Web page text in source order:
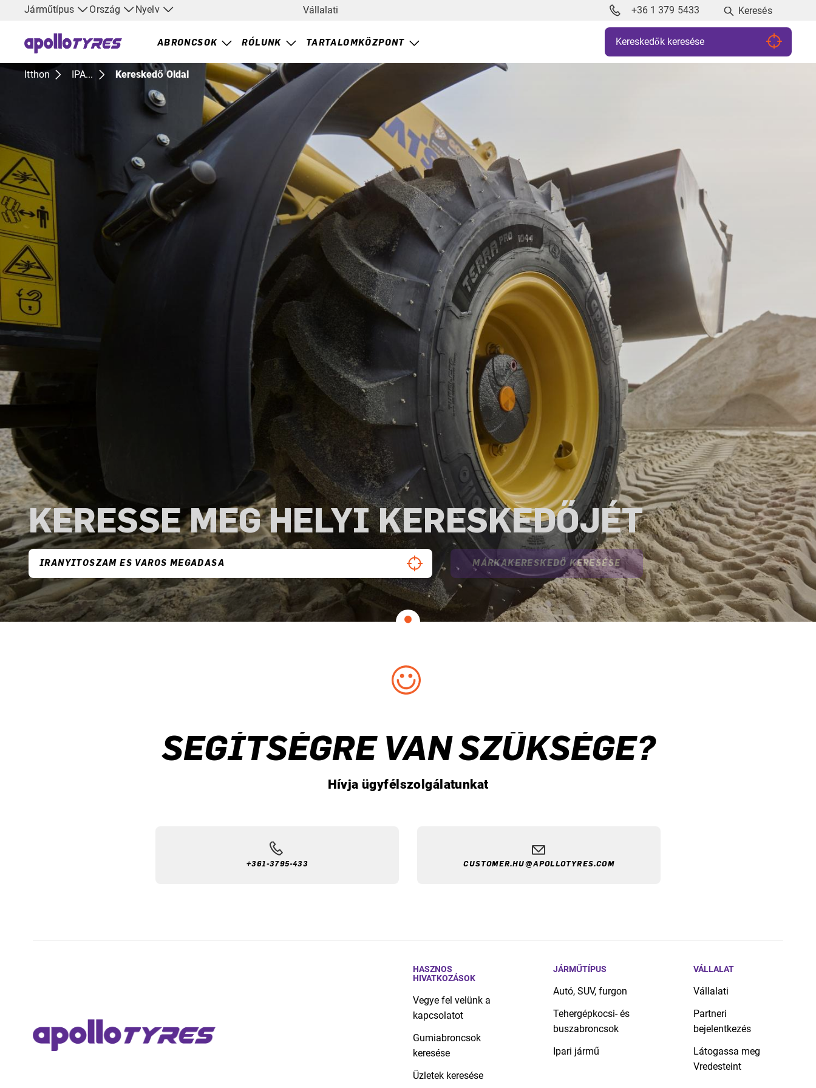
Járműtípus Ország Nyelv Vállalati +36 1 379 5433 Keresés
ABRONCSOK RÓLUNK TARTALOMKÖZPONT
Itthon IPA... Kereskedő Oldal
KERESSE MEG HELYI KERESKEDŐJÉT
MÁRKAKERESKEDŐ KERESÉSE
SEGÍTSÉGRE VAN SZÜKSÉGE?
Hívja ügyfélszolgálatunkat
+361-3795-433 CUSTOMER.HU@APOLLOTYRES.COM
HASZNOS
HIVATKOZÁSOK
Vegye fel velünk a
kapcsolatot
Gumiabroncsok
keresése
Üzletek keresése
JÁRMŰTÍPUS
Autó, SUV, furgon
Tehergépkocsi- és
buszabroncsok
Ipari jármű
VÁLLALAT
Vállalati
Partneri
bejelentkezés
Látogassa meg
Vredesteint